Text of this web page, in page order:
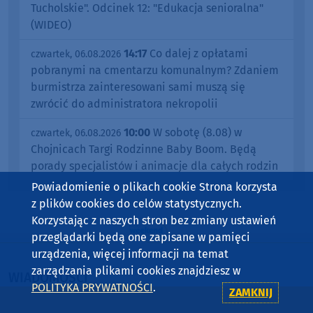
Tucholskie". Odcinek 12: "Edukacja senioralna"
(WIDEO)
czwartek, 06.08.2026 14:17 Co dalej z opłatami
pobranymi na cmentarzu komunalnym? Zdaniem
burmistrza zainteresowani sami muszą się
zwrócić do administratora nekropolii
czwartek, 06.08.2026 10:00 W sobotę (8.08) w
Chojnicach Targi Rodzinne Baby Boom. Będą
porady specjalistów i animacje dla całych rodzin
WIADOMOŚCI
Powiadomienie o plikach cookie Strona korzysta
z plików cookies do celów statystycznych.
Korzystając z naszych stron bez zmiany ustawień
przeglądarki będą one zapisane w pamięci
urządzenia, więcej informacji na temat
zarządzania plikami cookies znajdziesz w
POLITYKA PRYWATNOŚCI. ZAMKNIJ